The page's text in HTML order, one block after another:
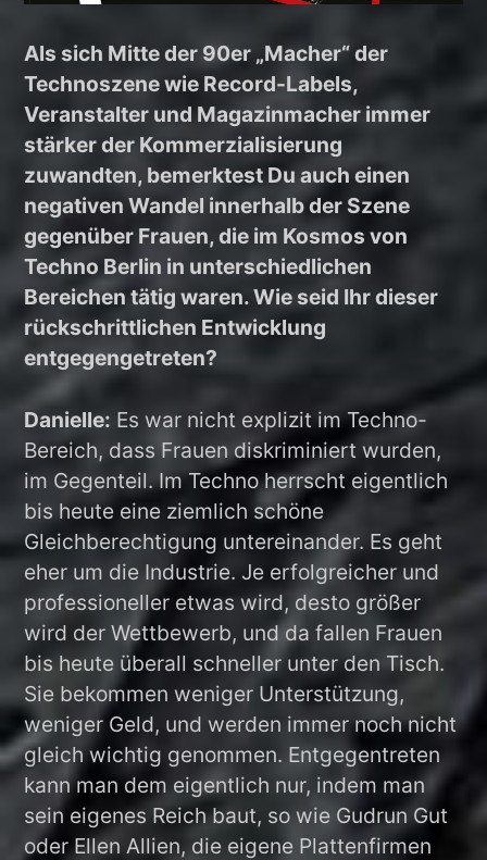
Als sich Mitte der 90er „Macher“ der
Technoszene wie Record-Labels,
Veranstalter und Magazinmacher immer
stärker der Kommerzialisierung
zuwandten, bemerktest Du auch einen
negativen Wandel innerhalb der Szene
gegenüber Frauen, die im Kosmos von
Techno Berlin in unterschiedlichen
Bereichen tätig waren. Wie seid Ihr dieser
rückschrittlichen Entwicklung
entgegengetreten?
Danielle: Es war nicht explizit im Techno-
Bereich, dass Frauen diskriminiert wurden,
im Gegenteil. Im Techno herrscht eigentlich
bis heute eine ziemlich schöne
Gleichberechtigung untereinander. Es geht
eher um die Industrie. Je erfolgreicher und
professioneller etwas wird, desto größer
wird der Wettbewerb, und da fallen Frauen
bis heute überall schneller unter den Tisch.
Sie bekommen weniger Unterstützung,
weniger Geld, und werden immer noch nicht
gleich wichtig genommen. Entgegentreten
kann man dem eigentlich nur, indem man
sein eigenes Reich baut, so wie Gudrun Gut
oder Ellen Allien, die eigene Plattenfirmen